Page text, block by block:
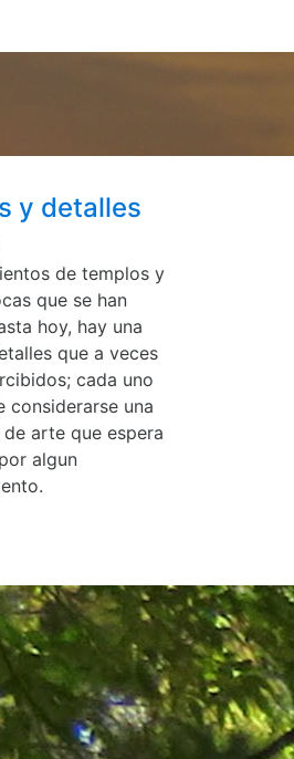
y detalles
de templos y
que se han
hoy, hay una
que a veces
cada uno
considerarse una
arte que espera
algun